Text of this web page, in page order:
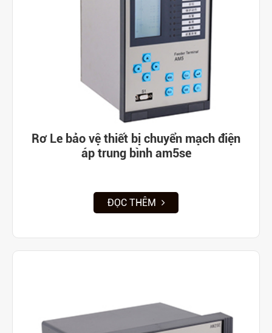
Rơ Le bảo vệ thiết bị chuyển mạch điện
áp trung bình am5se
ĐỌC THÊM